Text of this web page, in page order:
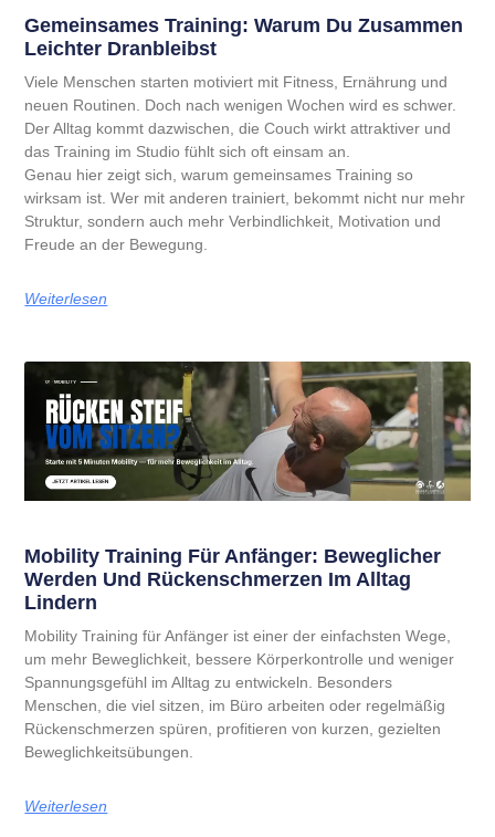
Gemeinsames Training: Warum Du Zusammen
Leichter Dranbleibst
Viele Menschen starten motiviert mit Fitness, Ernährung und
neuen Routinen. Doch nach wenigen Wochen wird es schwer.
Der Alltag kommt dazwischen, die Couch wirkt attraktiver und
das Training im Studio fühlt sich oft einsam an.
Genau hier zeigt sich, warum gemeinsames Training so
wirksam ist. Wer mit anderen trainiert, bekommt nicht nur mehr
Struktur, sondern auch mehr Verbindlichkeit, Motivation und
Freude an der Bewegung.
Weiterlesen
Mobility Training Für Anfänger: Beweglicher
Werden Und Rückenschmerzen Im Alltag
Lindern
Mobility Training für Anfänger ist einer der einfachsten Wege,
um mehr Beweglichkeit, bessere Körperkontrolle und weniger
Spannungsgefühl im Alltag zu entwickeln. Besonders
Menschen, die viel sitzen, im Büro arbeiten oder regelmäßig
Rückenschmerzen spüren, profitieren von kurzen, gezielten
Beweglichkeitsübungen.
Weiterlesen